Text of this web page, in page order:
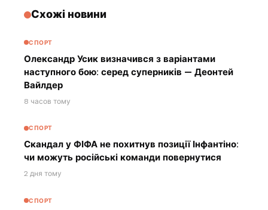
Схожі новини
СПОРТ
Олександр Усик визначився з варіантами
наступного бою: серед суперників — Деонтей
Вайлдер
8 часов тому
СПОРТ
Скандал у ФІФА не похитнув позиції Інфантіно:
чи можуть російські команди повернутися
2 дня тому
СПОРТ